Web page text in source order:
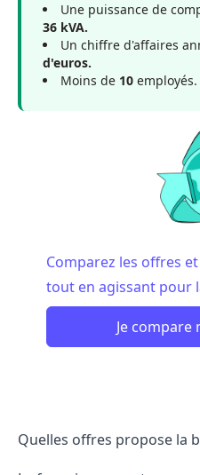
Une puissance de
36 kVA.
Un chiffre d'affaires
d'euros.
Moins de 10 employés.
Comparez les offres
tout en agissant pour
Je compare
Quelles offres propose la